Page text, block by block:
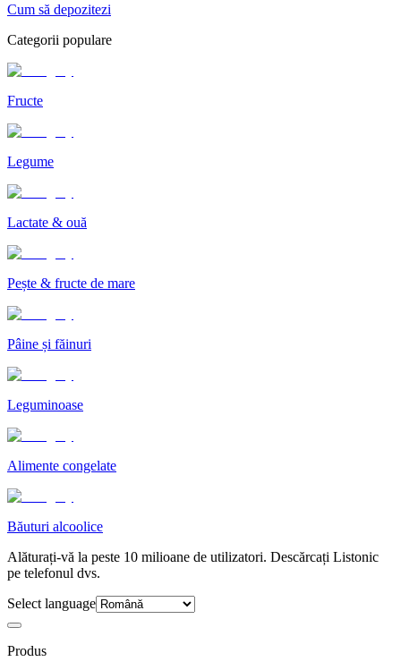
Cum să depozitezi
Categorii populare
Fructe
Legume
Lactate & ouă
Pește & fructe de mare
Pâine și făinuri
Leguminoase
Alimente congelate
Băuturi alcoolice
Alăturați-vă la peste 10 milioane de utilizatori. Descărcați Listonic
pe telefonul dvs.
Select language
Produs